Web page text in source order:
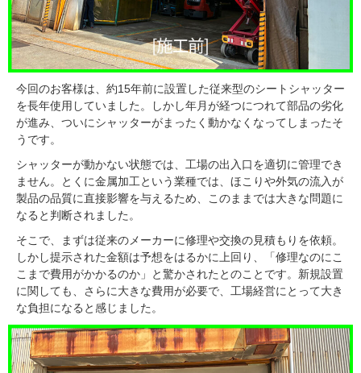
今回のお客様は、約15年前に設置した従来型のシートシャッター
を長年使用していました。しかし年月が経つにつれて部品の劣化
が進み、ついにシャッターがまったく動かなくなってしまったそ
うです。
シャッターが動かない状態では、工場の出入口を適切に管理でき
ません。とくに金属加工という業種では、ほこりや外気の流入が
製品の品質に直接影響を与えるため、このままでは大きな問題に
なると判断されました。
そこで、まずは従来のメーカーに修理や交換の見積もりを依頼。
しかし提示された金額は予想をはるかに上回り、「修理なのにこ
こまで費用がかかるのか」と驚かされたとのことです。新規設置
に関しても、さらに大きな費用が必要で、工場経営にとって大き
な負担になると感じました。